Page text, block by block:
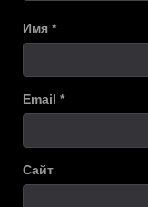
Имя *
Email *
Сайт